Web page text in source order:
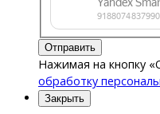
Отправить
Нажимая на кнопку
обработку
Закрыть